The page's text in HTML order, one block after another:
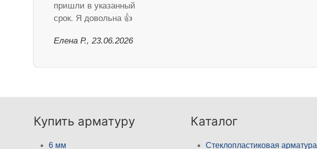
пришли в указанный
срок. Я довольна 👍
Елена Р., 23.06.2026
Купить арматуру
6 мм
Каталог
Стеклопластиковая арматура